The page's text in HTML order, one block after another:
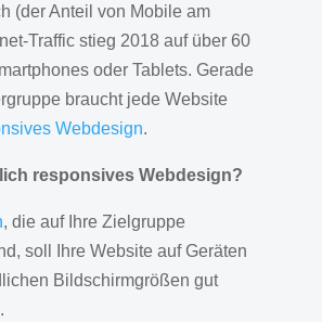
(der Anteil von Mobile am
Traffic stieg 2018 auf über 60
oder Tablets. Gerade
braucht jede Website
Webdesign.
responsives Webdesign?
, die auf Ihre Zielgruppe
soll Ihre Website auf Geräten
Bildschirmgrößen gut